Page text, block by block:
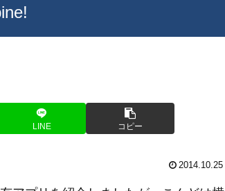
LINE コピー
2014.10.25